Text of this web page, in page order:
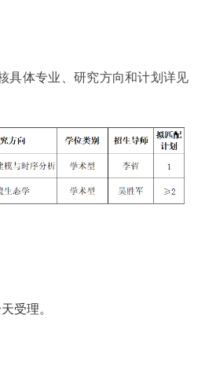
具体专业、研究方向和计划详见
天受理。